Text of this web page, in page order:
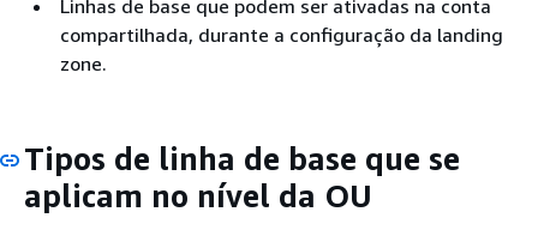
Linhas de base que podem ser ativadas na conta
compartilhada, durante a configuração da landing
zone.
Tipos de linha de base que se
aplicam no nível da OU